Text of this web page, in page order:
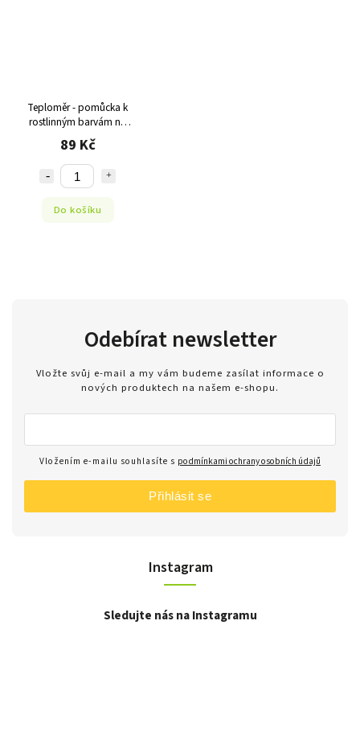
Teploměr - pomůcka k
rostlinným barvám na
vlasy
89 Kč
Do košíku
Instagram
Sledujte nás na Instagramu
Odebírat newsletter
Vložte svůj e-mail a my vám budeme zasílat informace o
nových produktech na našem e-shopu.
Vložením e-mailu souhlasíte s podmínkami ochrany osobních údajů
Přihlásit se